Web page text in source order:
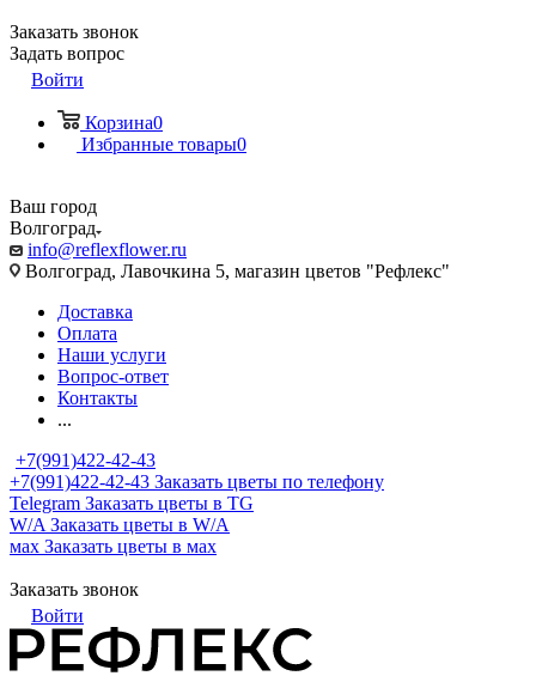
Заказать звонок
Задать вопрос
Войти
Корзина0
Избранные товары0
Ваш город
Волгоград
info@reflexflower.ru
Волгоград, Лавочкина 5, магазин цветов "Рефлекс"
Доставка
Оплата
Наши услуги
Вопрос-ответ
Контакты
...
+7(991)422-42-43
+7(991)422-42-43 Заказать цветы по телефону
Telegram Заказать цветы в TG
W/A Заказать цветы в W/A
мах Заказать цветы в мах
Заказать звонок
Войти